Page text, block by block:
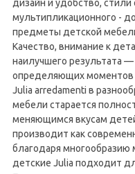
дизайн и удобство,
мультипликационного -
предметы детской
Качество, внимание к
наилучшего результата
определяющих моментов
Julia arredamenti в
мебели старается
меняющимся вкусам
производит как
благодаря
детские Julia подходит